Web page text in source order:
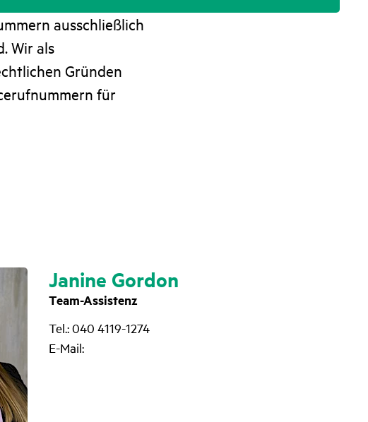
ausschließlich
Wir als
Gründen
für
Janine Gordon
Team-Assistenz
Tel.: 040 4119-1274
E-Mail: